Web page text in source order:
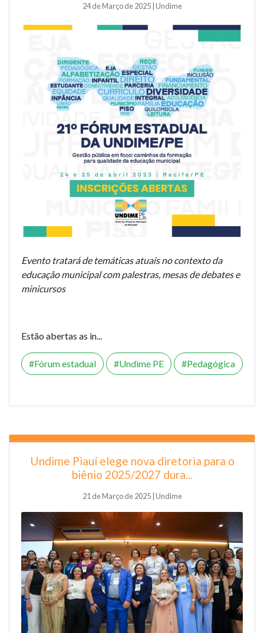
24 de Março de 2025 | Undime
Evento tratará de temáticas atuais no contexto da
educação municipal com palestras, mesas de debates e
minicursos
Estão abertas as in...
Fórum estadual Undime PE Pedagógica
Undime Piauí elege nova diretoria para o
biênio 2025/2027 dura...
21 de Março de 2025 | Undime